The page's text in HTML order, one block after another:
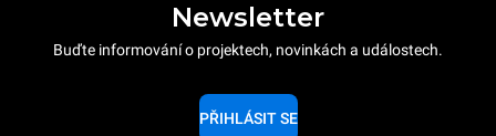
Newsletter
Buďte informování o projektech, novinkách a událostech.
PŘIHLÁSIT SE